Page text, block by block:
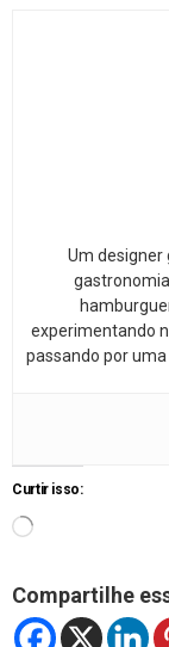
Um designer
experimentando
passando por
Curtir isso:
Compartilhe